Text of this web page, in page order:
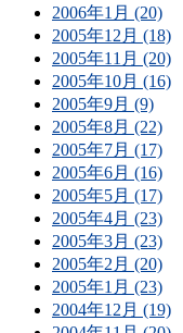
2006年1月 (20)
2005年12月 (18)
2005年11月 (20)
2005年10月 (16)
2005年9月 (9)
2005年8月 (22)
2005年7月 (17)
2005年6月 (16)
2005年5月 (17)
2005年4月 (23)
2005年3月 (23)
2005年2月 (20)
2005年1月 (23)
2004年12月 (19)